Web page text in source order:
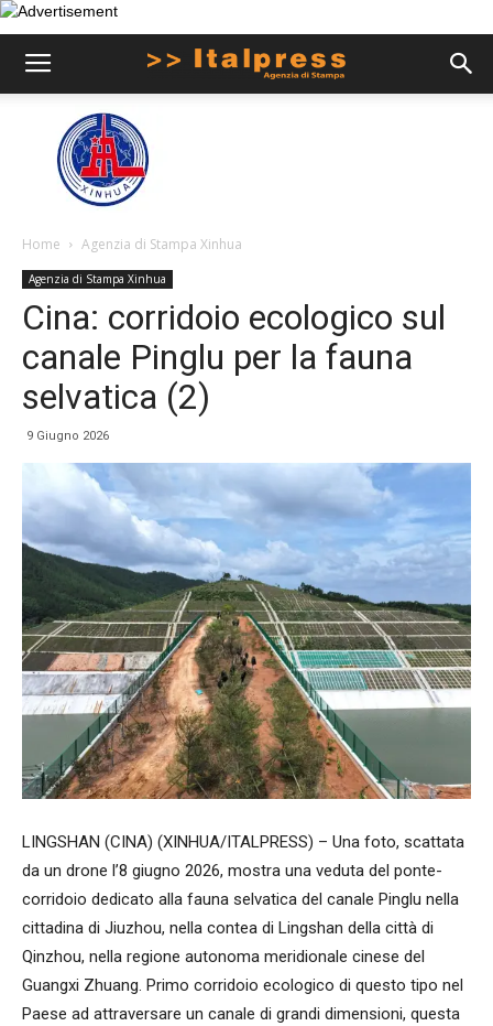
Home Agenzia di Stampa Xinhua
Agenzia di Stampa Xinhua
Cina: corridoio ecologico sul
canale Pinglu per la fauna
selvatica (2)
9 Giugno 2026
LINGSHAN (CINA) (XINHUA/ITALPRESS) – Una foto, scattata
da un drone l’8 giugno 2026, mostra una veduta del ponte-
corridoio dedicato alla fauna selvatica del canale Pinglu nella
cittadina di Jiuzhou, nella contea di Lingshan della città di
Qinzhou, nella regione autonoma meridionale cinese del
Guangxi Zhuang. Primo corridoio ecologico di questo tipo nel
Paese ad attraversare un canale di grandi dimensioni, questa